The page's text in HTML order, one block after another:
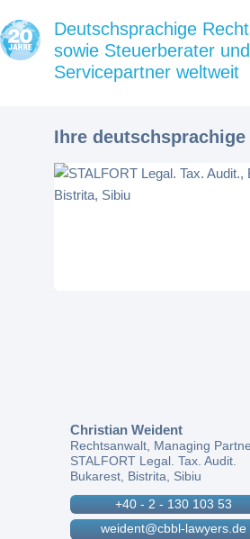
Deutschsprachige
sowie Steuerberater und
Servicepartner weltweit
Ihre
Christian Weident
Rechtsanwalt, Managing
STALFORT Legal. Tax. Audit.
Bukarest, Bistrita, Sibiu
+40 - 2 - 130 103 53
weident@cbbl-lawyers.de